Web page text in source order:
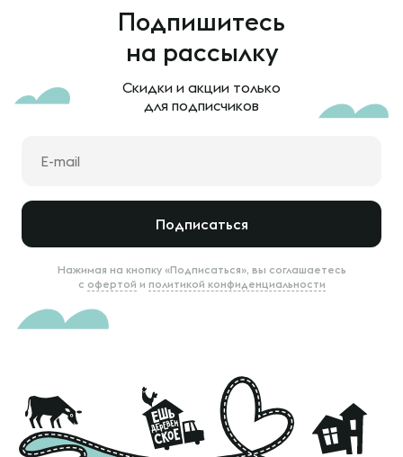
Подпишитесь
на рассылку
Скидки и акции только
для подписчиков
Подписаться
Нажимая на кнопку «Подписаться», вы соглашаетесь
с офертой и политикой конфиденциальности